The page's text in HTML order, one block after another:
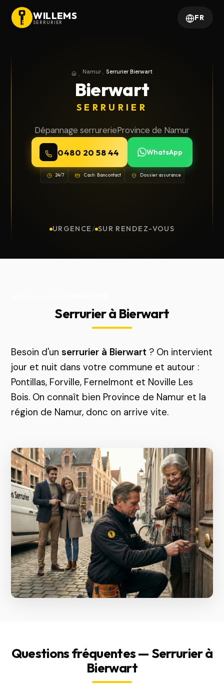
WILLEMS
SERRURIER FR
AccueilProvince de Namur
Namur Serrurier Bierwart
Bierwart
SERRURIER
Dépannage serrurerieProvince de Namur
0480 20 58 44 WhatsApp
24/7 Cash · Bancontact Dossier assurance
URGENCE / SUR RENDEZ-VOUS
Serrurier à Bierwart
Besoin d'unserrurier à Bierwart ? On intervient
jour et nuit dans votre commune et autour :
Pontillas, Forville, Fernelmont et Noville Les
Bois. On connaît bien Province de Namur et la
région de Namur, donc on arrive vite.
Questions fréquentes — Serrurier à
Bierwart